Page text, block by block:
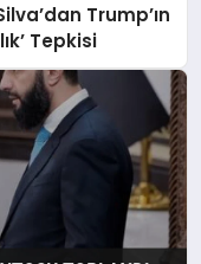
Trump’ın
Tepkisi